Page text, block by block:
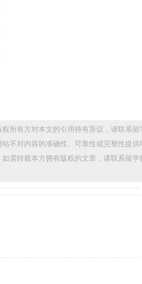
所有方对本文的引用持有异议，请联系留
不对内容的准确性、可靠性或完整性提供
需转载本方拥有版权的文章，请联系留学